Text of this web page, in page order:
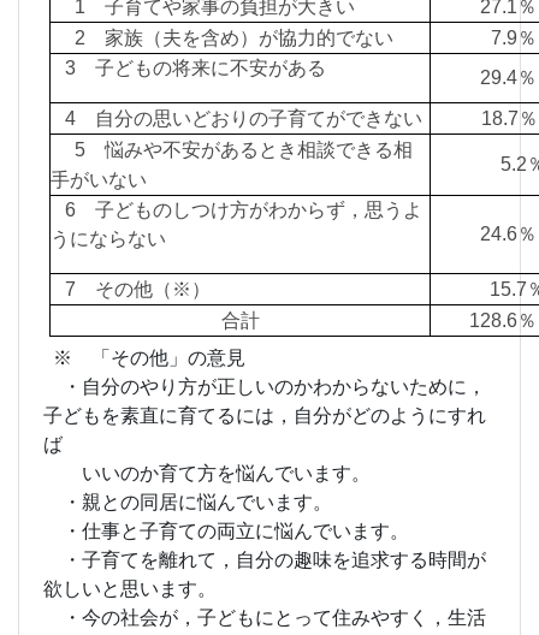
1 子育てや家事の負担が大きい
27.1
2 家族（夫を含め）が協力的でない
7.9
3 子どもの将来に不安がある
29.4
4 自分の思いどおりの子育てができない
18.7％
5 悩みや不安があるとき相談できる相
手がいない
5.2
6 子どものしつけ方がわからず，思うよ
うにならない
24.6
7 その他（※）
15.7
合計
128.6
※ 「その他」の意見
・自分のやり方が正しいのかわからないために，
子どもを素直に育てるには，自分がどのようにすれ
ば
いいのか育て方を悩んでいます。
・親との同居に悩んでいます。
・仕事と子育ての両立に悩んでいます。
・子育てを離れて，自分の趣味を追求する時間が
欲しいと思います。
・今の社会が，子どもにとって住みやすく，生活